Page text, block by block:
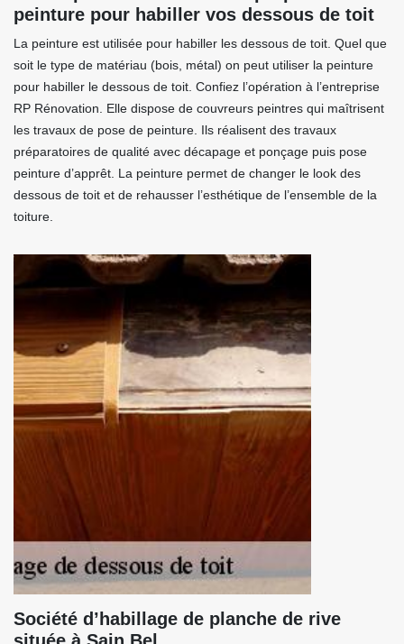
peinture pour habiller vos dessous de toit
La peinture est utilisée pour habiller les dessous de toit. Quel que
soit le type de matériau (bois, métal) on peut utiliser la peinture
pour habiller le dessous de toit. Confiez l’opération à l’entreprise
RP Rénovation. Elle dispose de couvreurs peintres qui maîtrisent
les travaux de pose de peinture. Ils réalisent des travaux
préparatoires de qualité avec décapage et ponçage puis pose
peinture d’apprêt. La peinture permet de changer le look des
dessous de toit et de rehausser l’esthétique de l’ensemble de la
toiture.
Société d’habillage de planche de rive